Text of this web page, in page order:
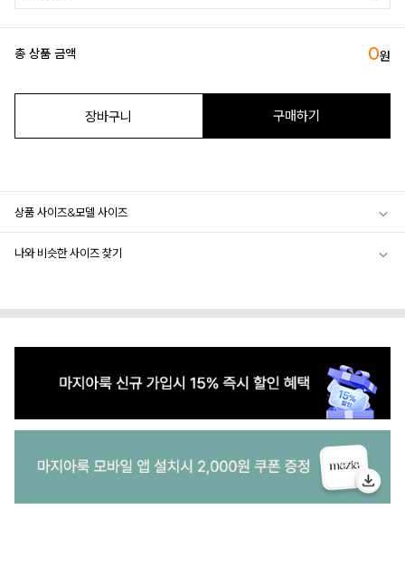
총 상품 금액 0원
장바구니 구매하기
상품 사이즈&모델 사이즈
나와 비슷한 사이즈 찾기